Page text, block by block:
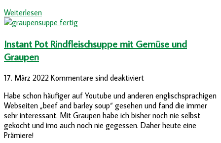
Weiterlesen
Instant Pot Rindfleischsuppe mit Gemüse und
Graupen
17. März 2022 Kommentare sind deaktiviert
Habe schon häufiger auf Youtube und anderen englischsprachigen
Webseiten „beef and barley soup“ gesehen und fand die immer
sehr interessant. Mit Graupen habe ich bisher noch nie selbst
gekocht und imo auch noch nie gegessen. Daher heute eine
Prämiere!